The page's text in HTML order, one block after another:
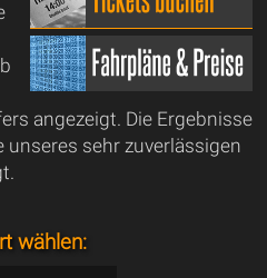
angezeigt. Die Ergebnisse
unseres sehr zuverlässigen
wählen: